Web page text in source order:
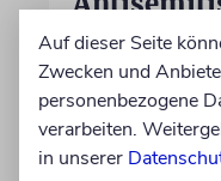
Laut Polizei
einem
Metallstuhl auf
losgehen wollen
Auf dieser Seite
Zwecken und
personenbezogene
verarbeiten.
in unserer